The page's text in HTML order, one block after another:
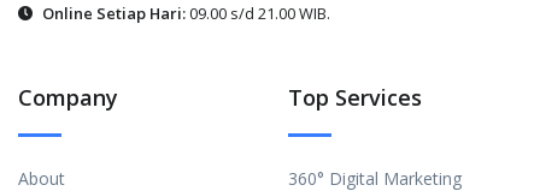
Online Setiap Hari:09.00 s/d 21.00 WIB.
Company
About
Top Services
360° Digital Marketing